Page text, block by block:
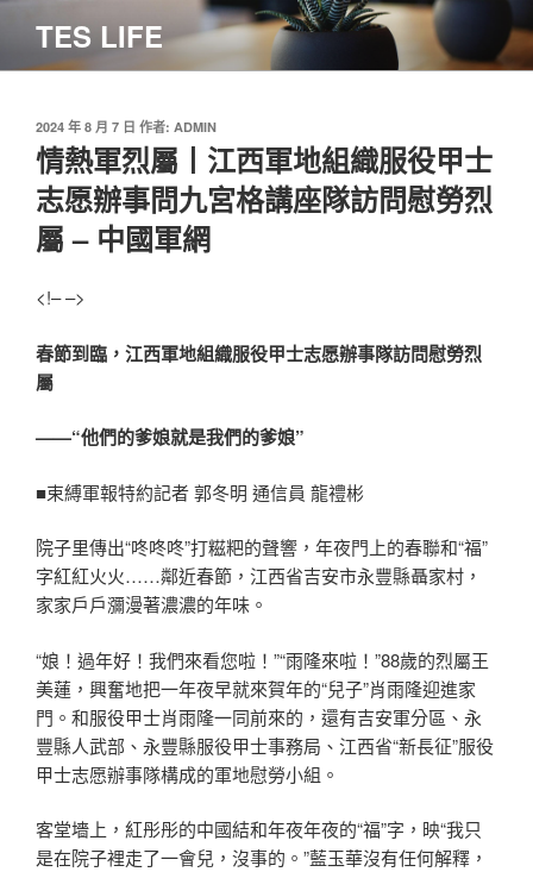
主
TES LIFE
發
佈
於
2024 年 8 月 7 日 作者: ADMIN
情熱軍烈屬丨江西軍地組織服役甲士
志愿辦事問九宮格講座隊訪問慰勞烈
屬 – 中國軍網
<!– –>
春節到臨，江西軍地組織服役甲士志愿辦事隊訪問慰勞烈
屬
——“他們的爹娘就是我們的爹娘”
■束縛軍報特約記者 郭冬明 通信員 龍禮彬
院子里傳出“咚咚咚”打糍粑的聲響，年夜門上的春聯和“福”
字紅紅火火……鄰近春節，江西省吉安市永豐縣聶家村，
家家戶戶瀰漫著濃濃的年味。
“娘！過年好！我們來看您啦！”“雨隆來啦！”88歲的烈屬王
美蓮，興奮地把一年夜早就來賀年的“兒子”肖雨隆迎進家
門。和服役甲士肖雨隆一同前來的，還有吉安軍分區、永
豐縣人武部、永豐縣服役甲士事務局、江西省“新長征”服役
甲士志愿辦事隊構成的軍地慰勞小組。
客堂墻上，紅彤彤的中國結和年夜年夜的“福”字，映“我只
是在院子裡走了一會兒，沒事的。”藍玉華沒有任何解釋，